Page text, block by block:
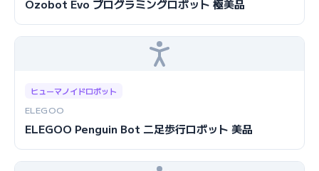
Ozobot Evo プログラミングロボット 極美品
ヒューマノイドロボット
ELEGOO
ELEGOO Penguin Bot 二足歩行ロボット 美品